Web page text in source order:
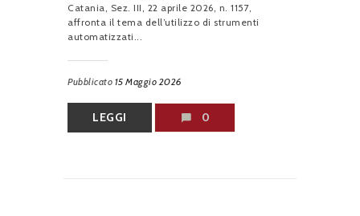
Catania, Sez. III, 22 aprile 2026, n. 1157,
affronta il tema dell’utilizzo di strumenti
automatizzati...
Pubblicato 15 Maggio 2026
LEGGI 0